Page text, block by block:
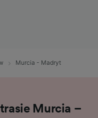
Murcia - Madryt
Murcia –